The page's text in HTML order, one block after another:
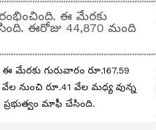
ఈ మేరకు
ఈరోజు 44,870 మంది
మేరకు గురువారం రూ.167.59
నుంచి రూ.41 వేల మధ్య వున్న
మాఫీ చేసింది.